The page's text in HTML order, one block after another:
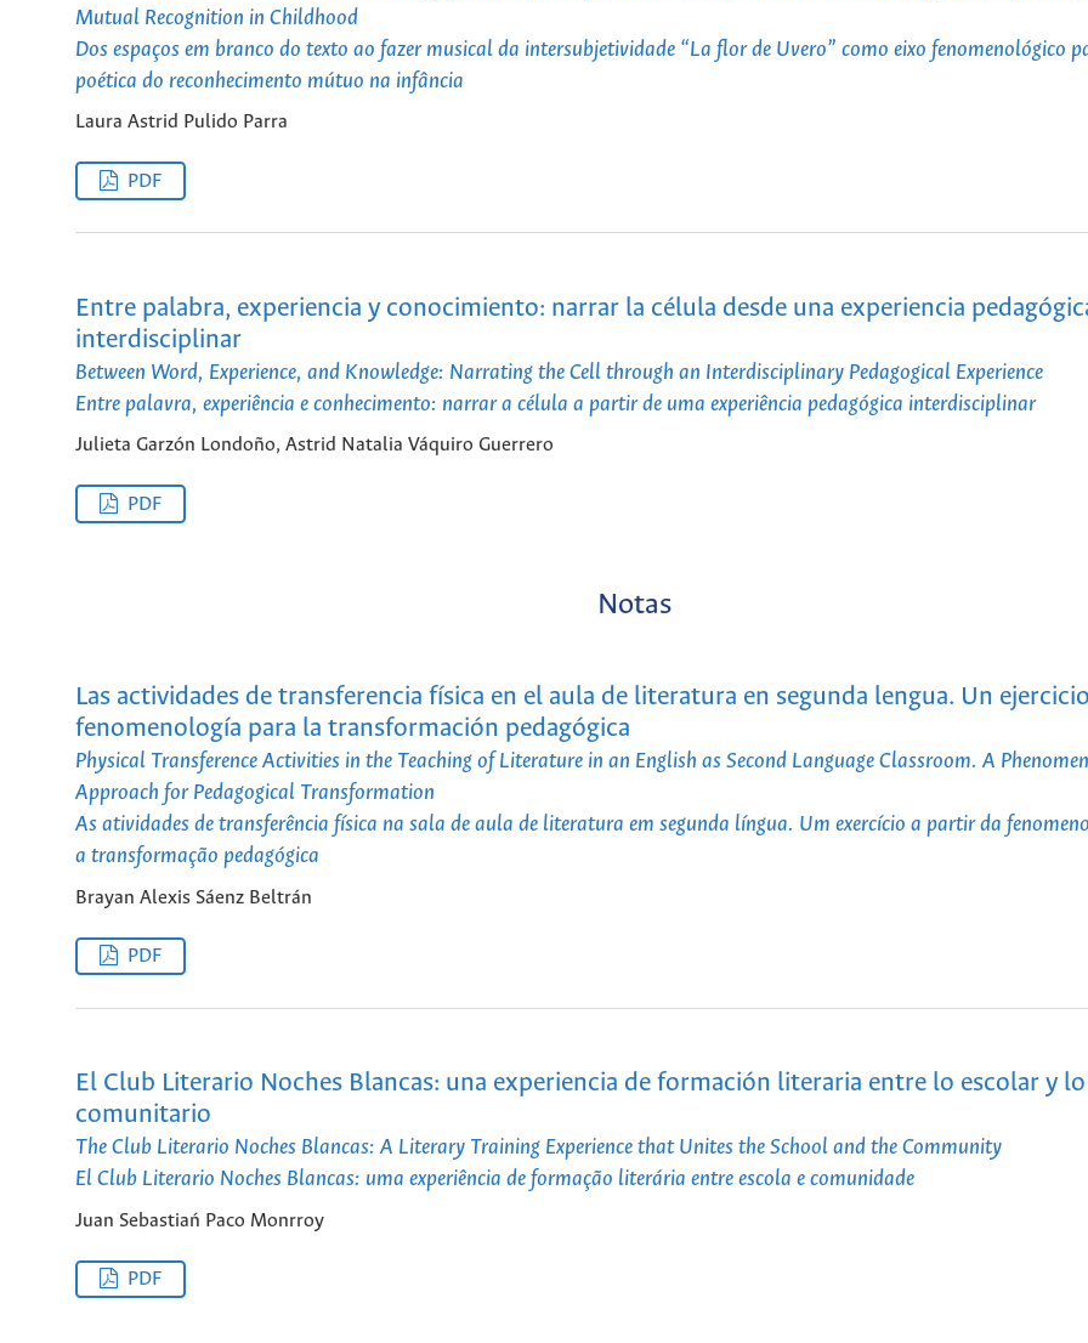
Mutual Recognition in Childhood
Dos espaços em branco do texto ao fazer musical da intersubjetividade “La flor de Uvero” como eixo fenomenológico
poética do reconhecimento mútuo na infância
Laura Astrid Pulido Parra
PDF
Entre palabra, experiencia y conocimiento: narrar la célula desde una experiencia
interdisciplinar
Between Word, Experience, and Knowledge: Narrating the Cell through an Interdisciplinary Pedagogical Experience
Entre palavra, experiência e conhecimento: narrar a célula a partir de uma experiência pedagógica interdisciplinar
Julieta Garzón Londoño, Astrid Natalia Váquiro Guerrero
PDF
Notas
Las actividades de transferencia física en el aula de literatura en segunda lengua. Un
fenomenología para la transformación pedagógica
Physical Transference Activities in the Teaching of Literature in an English as Second Language Classroom. A
Approach for Pedagogical Transformation
As atividades de transferência física na sala de aula de literatura em segunda língua. Um exercício a partir da
a transformação pedagógica
Brayan Alexis Sáenz Beltrán
PDF
El Club Literario Noches Blancas: una experiencia de formación literaria entre lo escolar y lo
comunitario
The Club Literario Noches Blancas: A Literary Training Experience that Unites the School and the Community
El Club Literario Noches Blancas: uma experiência de formação literária entre escola e comunidade
Juan Sebastiań Paco Monrroy
PDF